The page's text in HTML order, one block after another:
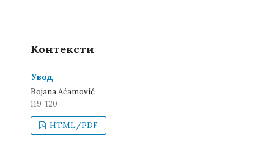
Контексти
Увод
Bojana Aćamović
119-120
HTML/PDF